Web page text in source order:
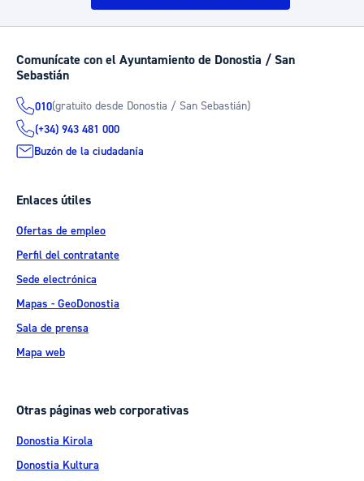
Comunícate con el Ayuntamiento de Donostia / San
Sebastián
010(gratuito desde Donostia / San Sebastián)
(+34) 943 481 000
Buzón de la ciudadanía
Enlaces útiles
Ofertas de empleo
Perfil del contratante
Sede electrónica
Mapas - GeoDonostia
Sala de prensa
Mapa web
Otras páginas web corporativas
Donostia Kirola
Donostia Kultura